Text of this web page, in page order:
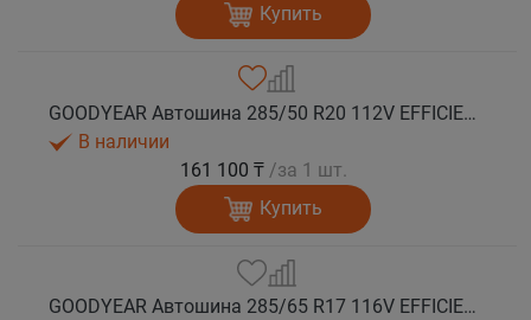
Купить
GOODYEAR Автошина 285/50 R20 112V EFFICIENTGRIP 2 SUV лето
В наличии
161 100 ₸ /за 1 шт.
Купить
GOODYEAR Автошина 285/65 R17 116V EFFICIENTGRIP 2 SUV EV-Ready лето